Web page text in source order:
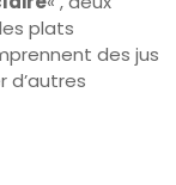
plats
des jus
d’autres